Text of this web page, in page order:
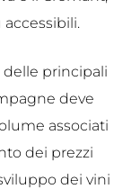
delle principali
deve
associati
dei prezzi
dei vini